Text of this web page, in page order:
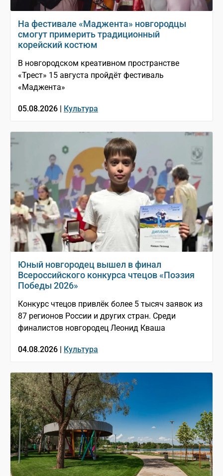
На фестивале «Маджента» новгородцы
смогут примерить традиционный
корейский костюм
В новгородском креативном пространстве
«Трест» 15 августа пройдёт фестиваль
«Маджента»
05.08.2026 | Культура
Юный новгородец вышел в финал
Всероссийского конкурса чтецов «Поэзия
Победы 2026»
Конкурс чтецов привлёк более 5 тысяч заявок из
87 регионов России и других стран. Среди
финалистов новгородец Леонид Кваша
04.08.2026 | Культура